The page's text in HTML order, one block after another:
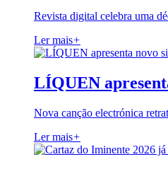
Revista digital celebra uma
Ler mais+
LÍQUEN
Nova canção electrónica
Ler mais+